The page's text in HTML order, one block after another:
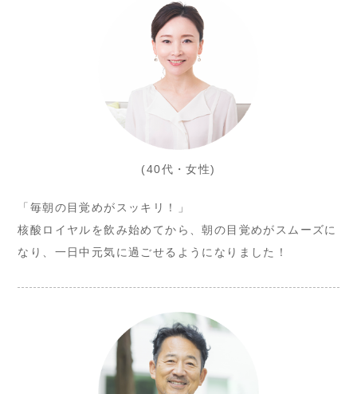
(40代・女性)
「毎朝の目覚めがスッキリ！」
核酸ロイヤルを飲み始めてから、朝の目覚めがスムーズに
なり、一日中元気に過ごせるようになりました！